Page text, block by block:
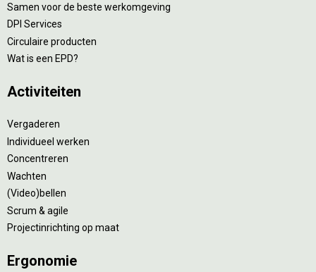
Samen voor de beste werkomgeving
DPI Services
Circulaire producten
Wat is een EPD?
Activiteiten
Vergaderen
Individueel werken
Concentreren
Wachten
(Video)bellen
Scrum & agile
Projectinrichting op maat
Ergonomie